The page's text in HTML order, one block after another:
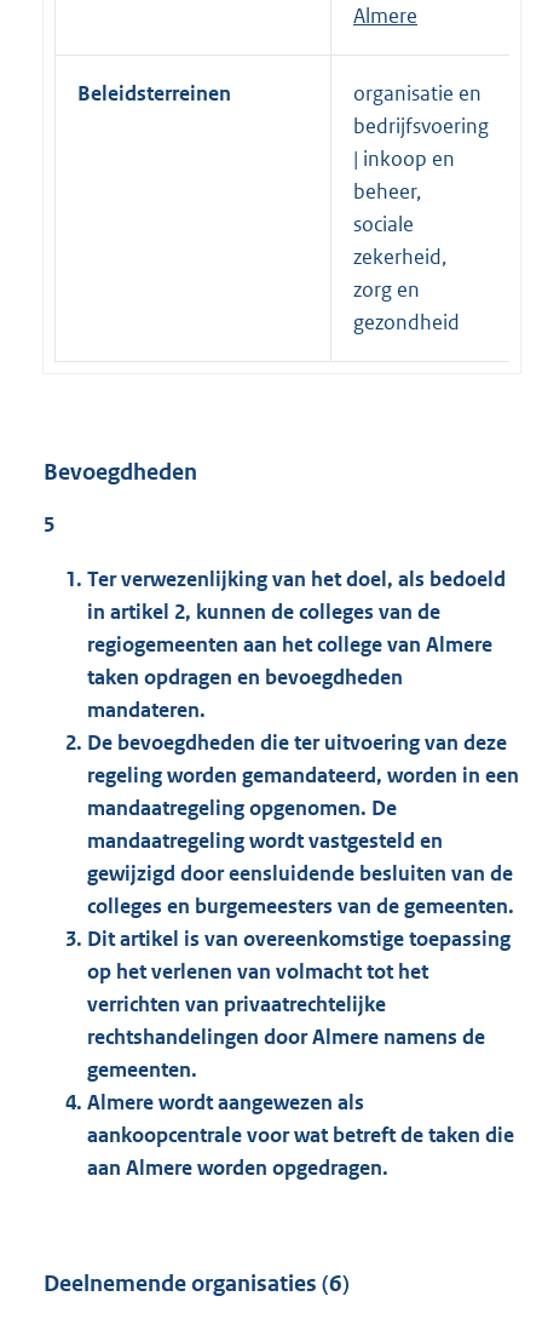
Almere
Beleidsterreinen
organisatie en
bedrijfsvoering
| inkoop en
beheer,
sociale
zekerheid,
zorg en
gezondheid
Bevoegdheden
5
Ter verwezenlijking van het doel, als bedoeld
in artikel 2, kunnen de colleges van de
regiogemeenten aan het college van Almere
taken opdragen en bevoegdheden
mandateren.
De bevoegdheden die ter uitvoering van deze
regeling worden gemandateerd, worden in een
mandaatregeling opgenomen. De
mandaatregeling wordt vastgesteld en
gewijzigd door eensluidende besluiten van de
colleges en burgemeesters van de gemeenten.
Dit artikel is van overeenkomstige toepassing
op het verlenen van volmacht tot het
verrichten van privaatrechtelijke
rechtshandelingen door Almere namens de
gemeenten.
Almere wordt aangewezen als
aankoopcentrale voor wat betreft de taken die
aan Almere worden opgedragen.
Deelnemende organisaties (6)